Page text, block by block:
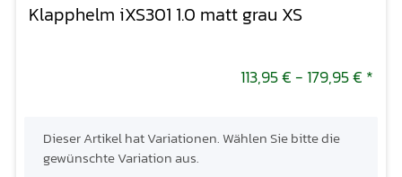
Klapphelm iXS301 1.0 matt grau XS
113,95 € - 179,95 € *
x
Dieser Artikel hat Variationen. Wählen Sie bitte die
gewünschte Variation aus.